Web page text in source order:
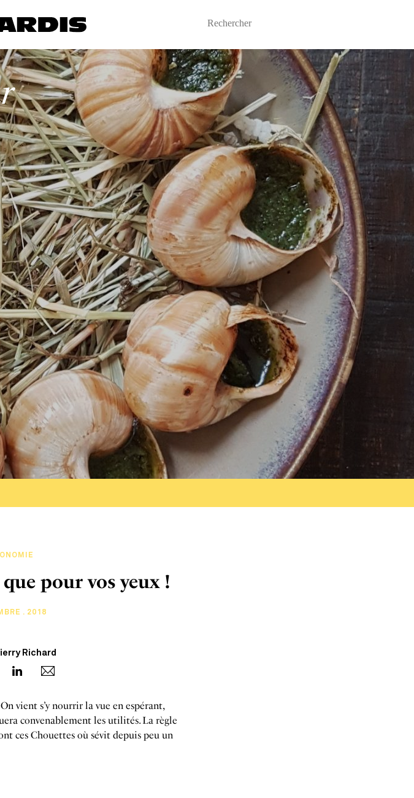
pour vos yeux !
. 2018
Richard
vient s’y nourrir la vue en espérant,
convenablement les utilités. La règle
ces Chouettes où sévit depuis peu un